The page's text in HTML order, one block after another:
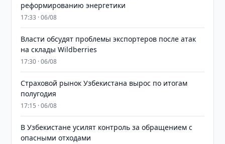
реформированию энергетики
17:33 · 06/08
Власти обсудят проблемы экспортеров после атак
на склады Wildberries
17:30 · 06/08
Страховой рынок Узбекистана вырос по итогам
полугодия
17:15 · 06/08
В Узбекистане усилят контроль за обращением с
опасными отходами